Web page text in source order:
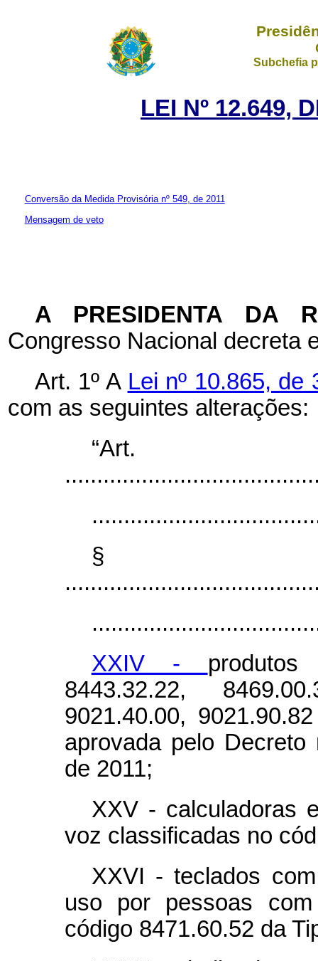
Subchefia
LEI Nº 12.649,
Conversão da Medida Provisória nº 549, de 2011
Mensagem de veto
A PRESIDENTA DA
Congresso Nacional decreta
Art. 1º A Lei nº 10.865,
com as seguintes alterações:
§
XXIV -
8443.32.22,
9021.40.00,
aprovada pelo
de 2011;
XXV - calculadoras
voz classificadas no
XXVI - teclados
uso por pessoas
código 8471.60.52 da